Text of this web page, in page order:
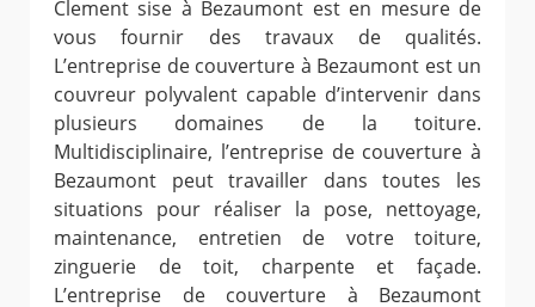
Clement sise à Bezaumont est en mesure de
vous fournir des travaux de qualités.
L’entreprise de couverture à Bezaumont est un
couvreur polyvalent capable d’intervenir dans
plusieurs domaines de la toiture.
Multidisciplinaire, l’entreprise de couverture à
Bezaumont peut travailler dans toutes les
situations pour réaliser la pose, nettoyage,
maintenance, entretien de votre toiture,
zinguerie de toit, charpente et façade.
L’entreprise de couverture à Bezaumont